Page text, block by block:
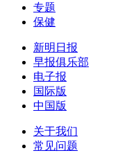
专题
保健
新明日报
早报俱乐部
电子报
国际版
中国版
关于我们
常见问题